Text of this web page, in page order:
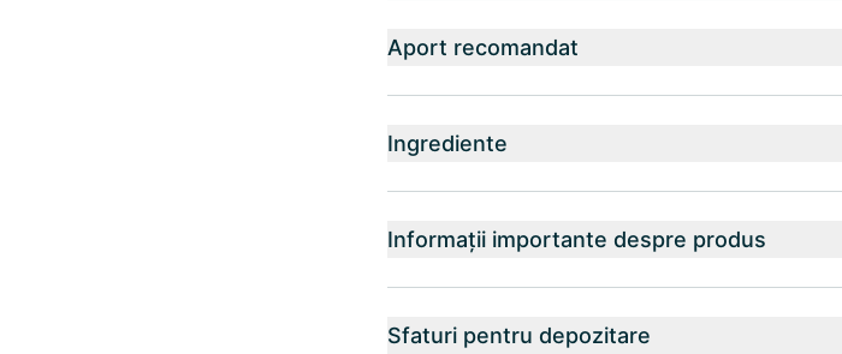
Aport recomandat
Ingrediente
Informații importante despre produs
Sfaturi pentru depozitare